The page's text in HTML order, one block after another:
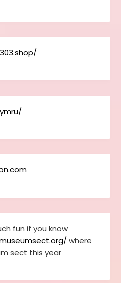
fun if you know
where
sect this year